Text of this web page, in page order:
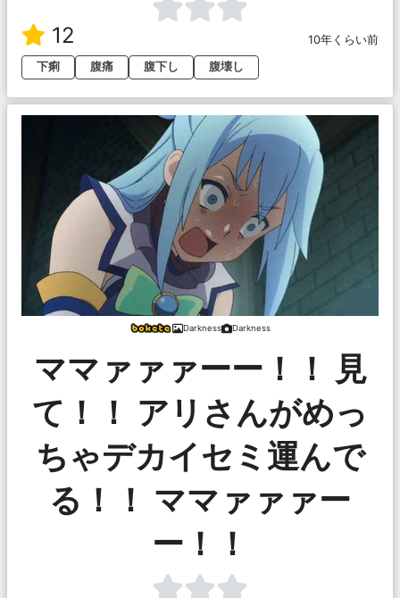
12
10年くらい前
下痢
腹痛 腹下し 腹壊し
Darkness Darkness
ママァァァーー！！ 見
て！！ アリさんがめっ
ちゃデカイセミ運んで
る！！ ママァァァー
ー！！